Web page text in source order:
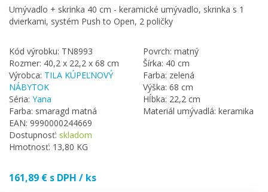
Umývadlo + skrinka 40 cm - keramické umývadlo, skrinka s 1
dvierkami, systém Push to Open, 2 poličky
Kód výrobku: TN8993
Rozmer: 40,2 x 22,2 x 68 cm
Výrobca: TILA KÚPEĽNOVÝ
NÁBYTOK
Séria: Yana
Farba: smaragd matná
EAN: 9990000244669
Dostupnosť: skladom
Hmotnosť: 13,80 KG
Povrch: matný
Šírka: 40 cm
Farba: zelená
Výška: 68 cm
Hĺbka: 22,2 cm
Materiál umývadlá: keramika
161,89 € s DPH / ks